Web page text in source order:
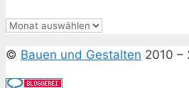
Archiv
© Bauen und Gestalten 2010 –